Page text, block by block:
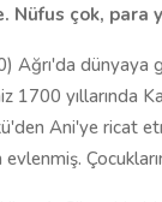
Nüfus çok, para
Ağrı'da dünyaya
1700 yıllarında
Ani'ye ricat